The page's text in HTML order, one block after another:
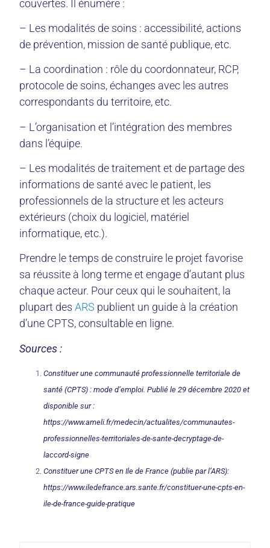
couvertes. Il énumère :
– Les modalités de soins : accessibilité, actions
de prévention, mission de santé publique, etc.
– La coordination : rôle du coordonnateur, RCP,
protocole de soins, échanges avec les autres
correspondants du territoire, etc.
– L’organisation et l’intégration des membres
dans l’équipe.
– Les modalités de traitement et de partage des
informations de santé avec le patient, les
professionnels de la structure et les acteurs
extérieurs (choix du logiciel, matériel
informatique, etc.).
Prendre le temps de construire le projet favorise
sa réussite à long terme et engage d’autant plus
chaque acteur. Pour ceux qui le souhaitent, la
plupart desARS publient un guide à la création
d’une CPTS, consultable en ligne.
Sources :
Constituer une communauté professionnelle territoriale de
santé (CPTS) : mode d’emploi. Publié le 29 décembre 2020 et
disponible sur :
https://www.ameli.fr/medecin/actualites/communautes-
professionnelles-territoriales-de-sante-decryptage-de-
laccord-signe
Constituer une CPTS en Ile de France (publie par l’ARS):
https://www.iledefrance.ars.sante.fr/constituer-une-cpts-en-
ile-de-france-guide-pratique